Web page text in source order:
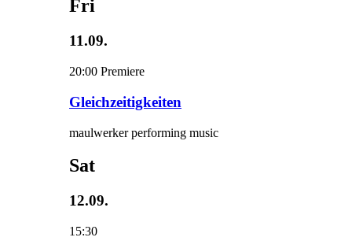
Fri
11.09.
20:00 Premiere
Gleichzeitigkeiten
maulwerker performing music
Sat
12.09.
15:30